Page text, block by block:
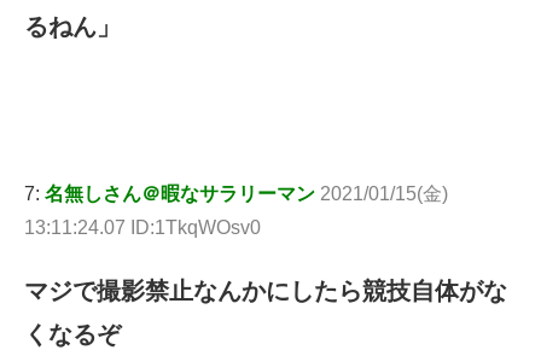
るねん」
7: 名無しさん＠暇なサラリーマン 2021/01/15(金)
13:11:24.07 ID:1TkqWOsv0
マジで撮影禁止なんかにしたら競技自体がな
くなるぞ